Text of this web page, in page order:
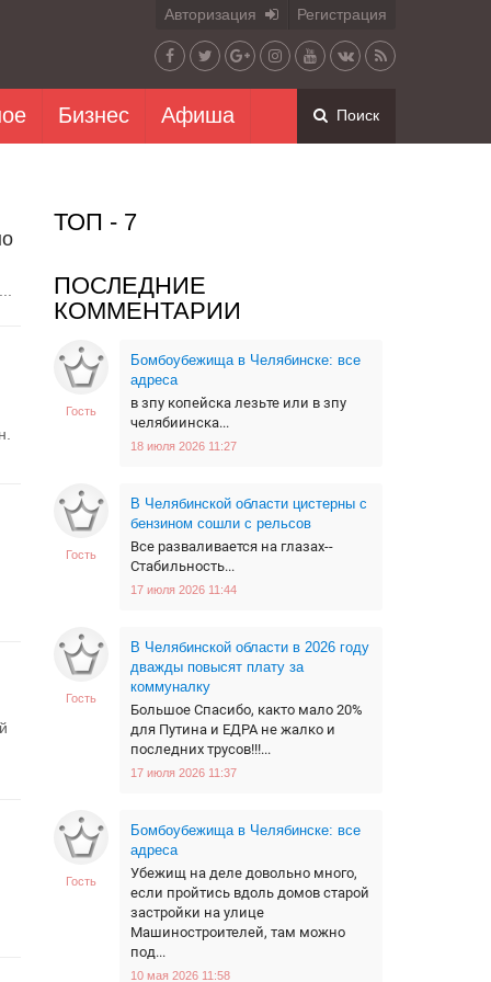
Авторизация Регистрация
Бизнес Афиша Поиск
ТОП - 7
ПОСЛЕДНИЕ
КОММЕНТАРИИ
Гость
Бомбоубежища в Челябинске: все
адреса
в зпу копейска лезьте или в зпу
челябиинска...
18 июля 2026 11:27
Гость
В Челябинской области цистерны с
бензином сошли с рельсов
Все разваливается на глазах--
Стабильность...
17 июля 2026 11:44
Гость
В Челябинской области в 2026 году
дважды повысят плату за
коммуналку
Большое Спасибо, както мало 20%
для Путина и ЕДРА не жалко и
последних трусов!!!...
17 июля 2026 11:37
Гость
Бомбоубежища в Челябинске: все
адреса
Убежищ на деле довольно много,
если пройтись вдоль домов старой
застройки на улице
Машиностроителей, там можно
под...
10 мая 2026 11:58